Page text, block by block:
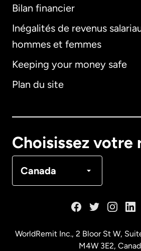
Bilan financier
Inégalités de revenus
hommes et femmes
Keeping your money safe
Plan du site
Choisissez votre
Canada
International
Allemagne
Français
WorldRemit Inc., 2 Bloor St W,
M4W 3E2,